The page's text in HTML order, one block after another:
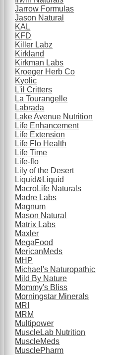
Jarrow Formulas
Jason Natural
KAL
KFD
Killer Labz
Kirkland
Kirkman Labs
Kroeger Herb Co
Kyolic
L'il Critters
La Tourangelle
Labrada
Lake Avenue Nutrition
Life Enhancement
Life Extension
Life Flo Health
Life Time
Life-flo
Lily of the Desert
Liquid&Liquid
MacroLife Naturals
Madre Labs
Magnum
Mason Natural
Matrix Labs
Maxler
MegaFood
MericanMeds
MHP
Michael's Naturopathic
Mild By Nature
Mommy's Bliss
Morningstar Minerals
MRI
MRM
Multipower
MuscleLab Nutrition
MuscleMeds
MusclePharm